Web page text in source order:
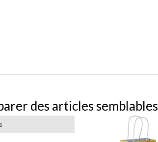
des articles semblables